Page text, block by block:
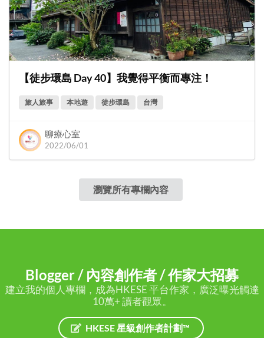
【徒步環島 Day 40】我覺得平衡而專注！
旅人旅事 本地遊 徒步環島 台灣
聊療心室
2022/06/01
瀏覽所有專欄內容
Blogger / 內容創作者 / 作家大招募
建立我的個人專欄，成為HKESE 平台作家，廣泛曝光觸達
10萬+ 讀者觀眾。
HKESE 星級創作者計劃™